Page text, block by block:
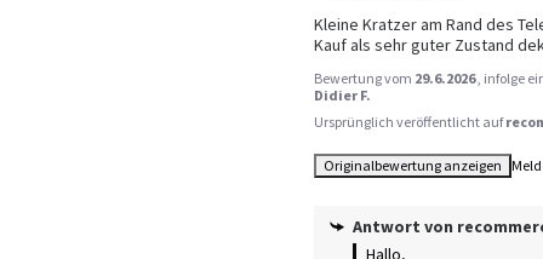
Kleine Kratzer am Rand des
Kauf als sehr guter Zustand
Bewertung vom 29.6.2026 , infolge
Didier F.
Ursprünglich veröffentlicht auf
Originalbewertung anzeigen
Antwort von
Hallo,